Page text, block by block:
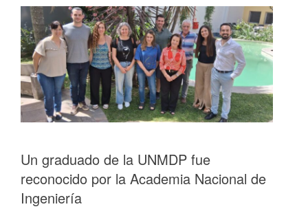
Un graduado de la UNMDP fue
reconocido por la Academia Nacional de
Ingeniería